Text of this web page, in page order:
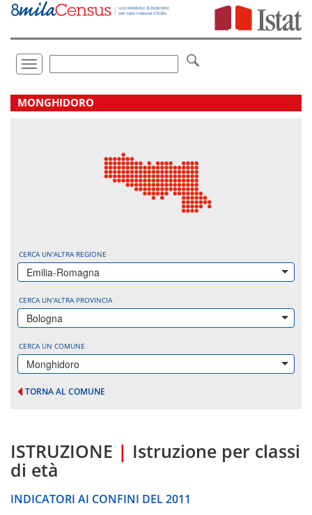
Vai
direttamente
Toggle
navigation
.
MONGHIDORO
CERCA UN'ALTRA REGIONE
Emilia-Romagna
CERCA UN'ALTRA PROVINCIA
Bologna
CERCA UN COMUNE
Monghidoro
TORNA AL COMUNE
ISTRUZIONE | Istruzione per classi
di età
INDICATORI AI CONFINI DEL 2011